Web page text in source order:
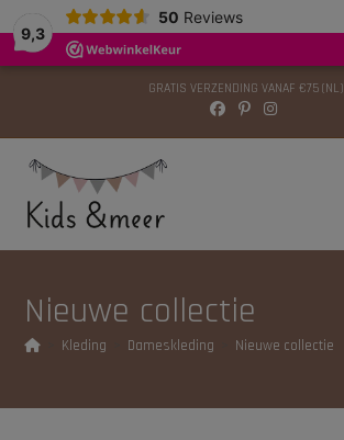
9,3
50 Reviews
GRATIS VERZENDING VANAF €75 (NL)
Nieuwe collectie
Kleding Dameskleding Nieuwe collectie